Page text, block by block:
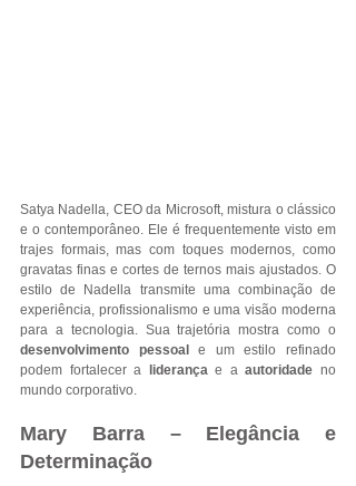
Satya Nadella, CEO da Microsoft, mistura o clássico
e o contemporâneo. Ele é frequentemente visto em
trajes formais, mas com toques modernos, como
gravatas finas e cortes de ternos mais ajustados. O
estilo de Nadella transmite uma combinação de
experiência, profissionalismo e uma visão moderna
desenvolvimento pessoal e um estilo refinado
podem fortalecer a liderança e a autoridade no
mundo corporativo.
Mary Barra – Elegância e
Determinação